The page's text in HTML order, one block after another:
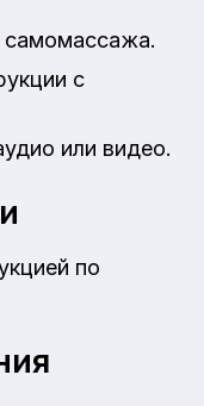
самомассажа.
с
или видео.
по